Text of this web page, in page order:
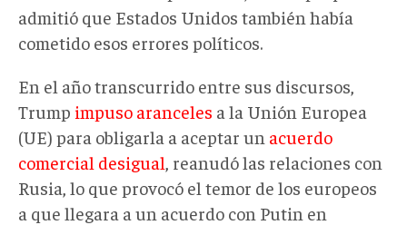
admitió que Estados Unidos también había
cometido esos errores políticos.
En el año transcurrido entre sus discursos,
Trump impuso aranceles a la Unión Europea
(UE) para obligarla a aceptar un acuerdo
comercial desigual , reanudó las relaciones con
Rusia, lo que provocó el temor de los europeos
a que llegara a un acuerdo con Putin en